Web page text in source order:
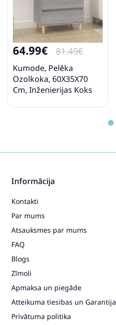
64.99€ 81.49€
Kumode, Pelēka
Ozolkoka, 60X35X70
Cm, Inženierijas Koks
Informācija
Kontakti
Par mums
Atsauksmes par mums
FAQ
Blogs
Zīmoli
Apmaksa un piegāde
Atteikuma tiesibas un Garantija
Privātuma politika